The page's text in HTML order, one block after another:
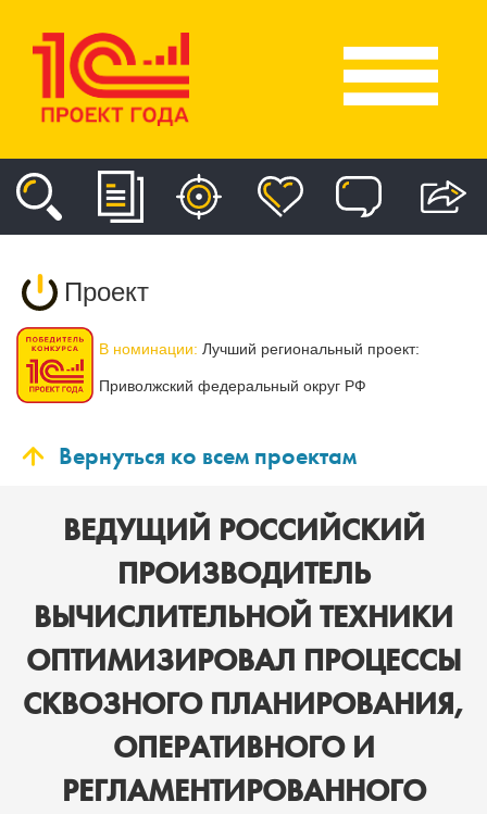
Проект
В номинации: Лучший региональный проект:
Приволжский федеральный округ РФ
Вернуться ко всем проектам
ВЕДУЩИЙ РОССИЙСКИЙ
ПРОИЗВОДИТЕЛЬ
ВЫЧИСЛИТЕЛЬНОЙ ТЕХНИКИ
ОПТИМИЗИРОВАЛ ПРОЦЕССЫ
СКВОЗНОГО ПЛАНИРОВАНИЯ,
ОПЕРАТИВНОГО И
РЕГЛАМЕНТИРОВАННОГО